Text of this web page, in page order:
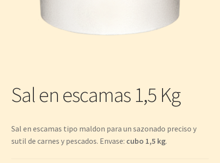
Sal en escamas 1,5 Kg
Sal en escamas tipo maldon para un sazonado preciso y
sutil de carnes y pescados. Envase: cubo 1,5 kg.